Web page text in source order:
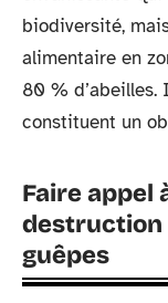
biodiversité,
alimentaire en
80 % d’abeilles.
constituent un
Faire appel
destruction
guêpes